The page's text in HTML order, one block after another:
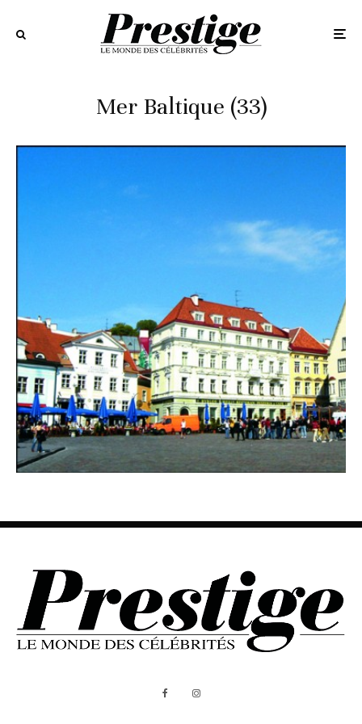
Mer Baltique (33)